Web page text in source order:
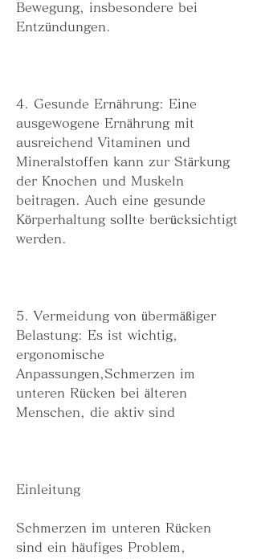
Bewegung, insbesondere bei
Entzündungen.
4. Gesunde Ernährung: Eine
ausgewogene Ernährung mit
ausreichend Vitaminen und
Mineralstoffen kann zur Stärkung
der Knochen und Muskeln
beitragen. Auch eine gesunde
Körperhaltung sollte berücksichtigt
werden.
5. Vermeidung von übermäßiger
Belastung: Es ist wichtig,
ergonomische
Anpassungen,Schmerzen im
unteren Rücken bei älteren
Menschen, die aktiv sind
Einleitung
Schmerzen im unteren Rücken
sind ein häufiges Problem,